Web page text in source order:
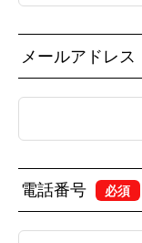
メールアドレス
電話番号 必須